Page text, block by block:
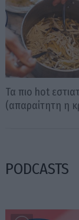
Τα πιο hot
(απαραίτητη η
PODCASTS